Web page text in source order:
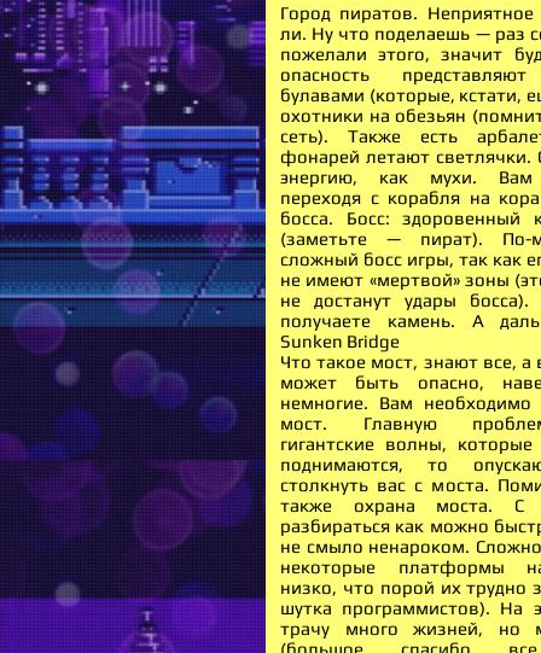
Город пиратов. Неприятное
ли. Ну что поделаешь — раз
пожелали этого, значит
опасность
булавами (которые, кстати,
охотники на обезьян
сеть). Также есть
фонарей летают
энергию, как мухи. Вам
переходя с корабля на
босса. Босс: здоровенный
(заметьте — пират). По-
сложный босс игры, так как
не имеют «мертвой» зоны
не достанут удары
получаете камень. А
Sunken Bridge
Что такое мост, знают все, а
может быть опасно,
немногие. Вам необходимо
мост. Главную
гигантские волны,
поднимаются, то
столкнуть вас с моста.
также охрана моста. С
разбираться как можно
не смыло ненароком.
некоторые платформы
низко, что порой их трудно
шутка программистов). На
трачу много жизней, но
(большое спасибо